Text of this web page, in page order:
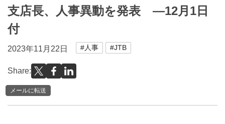
支店長、人事異動を発表 ―12月1日
付
2023年11月22日 #人事 #JTB
Share:
メールに転送